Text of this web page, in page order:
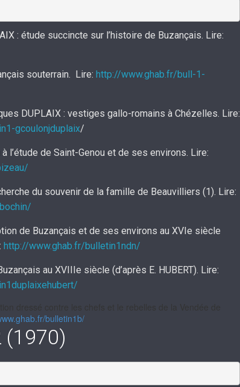
: étude succincte sur l’histoire de Buzançais. Lire:
souterrain. Lire: http://www.ghab.fr/bull-1-
DUPLAIX : vestiges gallo-romains à Chézelles. Lire:
gcoulonjduplaix/
l’étude de Saint-Genou et de ses environs. Lire:
du souvenir de la famille de Beauvilliers (1). Lire:
de Buzançais et de ses environs au XVIe siècle
http://www.ghab.fr/bulletin1ndn/
au XVIIIe siècle (d’après E. HUBERT). Lire:
/
bulletin1b/
(1970)